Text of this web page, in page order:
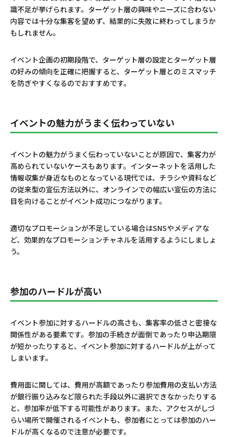
識不足が挙げられます。ターゲット層の興味やニーズに合わない
内容では十分な集客を望めず、結果的に失敗に終わってしまうか
もしれません。
イベント企画の初期段階で、ターゲット層の設定とターゲット層
の好みの傾向を正確に把握すると、ターゲット層とのミスマッチ
を防ぎやすくなるのでおすすめです。
イベントの魅力がうまく伝わっていない
イベントの魅力がうまく伝わっていないことが原因で、集客力が
高められていないケースもあります。インターネットを活用した
情報収集が身近なものとなっている現代では、チラシや資料など
の従来型の宣伝方法以外に、オンラインでの幅広い宣伝の方法に
目を向けることがイベント成功につながります。
適切なプロモーションが不足している場合はSNSやメディアな
ど、効果的なプロモーションチャネルを活用するようにしましょ
う。
参加のハードルが高い
イベント参加に対するハードルの高さも、集客率の低さと密接な
関係性がある要素です。参加の手続きが面倒であったり申込期限
が短かったりすると、イベント参加に対するハードルが上がって
しまいます。
費用面に関しては、費用が高額であったり参加費用の支払い方法
が銀行振り込みなど限られた手段以外に選択できなかったりする
と、参加率が低下する可能性があります。また、アクセスがしづ
らい場所で開催されるイベントも、参加者にとっては参加のハー
ドルが高くなるので注意が必要です。